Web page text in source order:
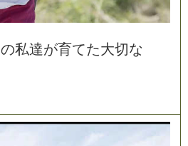
の私達が育てた大切な